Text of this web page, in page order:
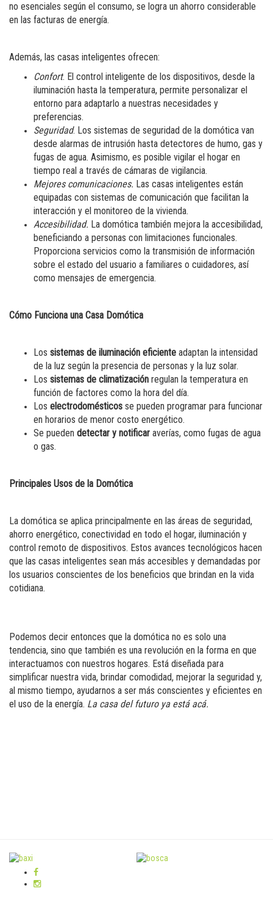
no esenciales según el consumo, se logra un ahorro considerable
en las facturas de energía.
Además, las casas inteligentes ofrecen:
Confort. El control inteligente de los dispositivos, desde la
iluminación hasta la temperatura, permite personalizar el
entorno para adaptarlo a nuestras necesidades y
preferencias.
Seguridad. Los sistemas de seguridad de la domótica van
desde alarmas de intrusión hasta detectores de humo, gas y
fugas de agua. Asimismo, es posible vigilar el hogar en
tiempo real a través de cámaras de vigilancia.
Mejores comunicaciones. Las casas inteligentes están
equipadas con sistemas de comunicación que facilitan la
interacción y el monitoreo de la vivienda.
Accesibilidad. La domótica también mejora la accesibilidad,
beneficiando a personas con limitaciones funcionales.
Proporciona servicios como la transmisión de información
sobre el estado del usuario a familiares o cuidadores, así
como mensajes de emergencia.
Cómo Funciona una Casa Domótica
Los sistemas de iluminación eficiente adaptan la intensidad
de la luz según la presencia de personas y la luz solar.
Los sistemas de climatización regulan la temperatura en
función de factores como la hora del día.
Los electrodomésticos se pueden programar para funcionar
en horarios de menor costo energético.
Se pueden detectar y notificar averías, como fugas de agua
o gas.
Principales Usos de la Domótica
La domótica se aplica principalmente en las áreas de seguridad,
ahorro energético, conectividad en todo el hogar, iluminación y
control remoto de dispositivos. Estos avances tecnológicos hacen
que las casas inteligentes sean más accesibles y demandadas por
los usuarios conscientes de los beneficios que brindan en la vida
cotidiana.
Podemos decir entonces que la domótica no es solo una
tendencia, sino que también es una revolución en la forma en que
interactuamos con nuestros hogares. Está diseñada para
simplificar nuestra vida, brindar comodidad, mejorar la seguridad y,
al mismo tiempo, ayudarnos a ser más conscientes y eficientes en
el uso de la energía. La casa del futuro ya está acá.